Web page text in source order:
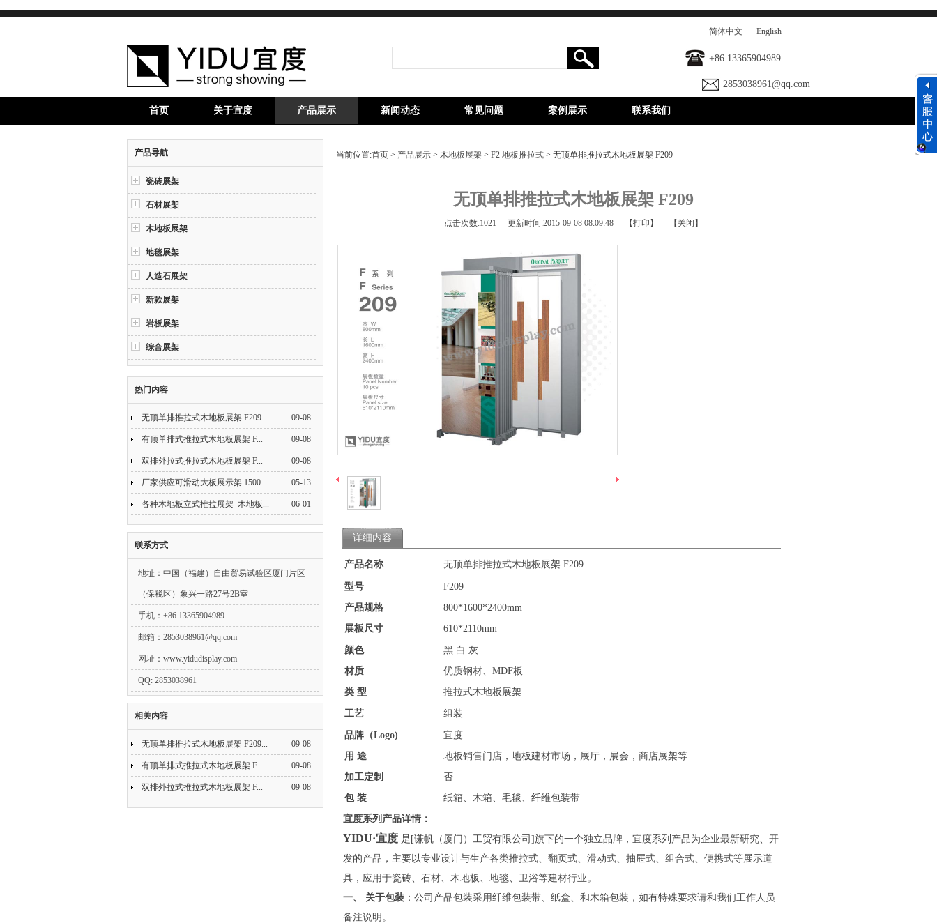
简体中文 English
+86 13365904989
2853038961@qq.com
首页 关于宜度 产品展示 新闻动态 常见问题 案例展示 联系我们
产品导航
瓷砖展架
石材展架
木地板展架
地毯展架
人造石展架
新款展架
岩板展架
综合展架
热门内容
无顶单排推拉式木地板展架 F209... 09-08
有顶单排式推拉式木地板展架 F... 09-08
双排外拉式推拉式木地板展架 F... 09-08
厂家供应可滑动大板展示架 1500... 05-13
各种木地板立式推拉展架_木地板... 06-01
联系方式
地址：中国（福建）自由贸易试验区厦门片区
（保税区）象兴一路27号2B室
手机：+86 13365904989
邮箱： 2853038961@qq.com
网址：www.yidudisplay.com
QQ: 2853038961
相关内容
无顶单排推拉式木地板展架 F209... 09-08
有顶单排式推拉式木地板展架 F... 09-08
双排外拉式推拉式木地板展架 F... 09-08
当前位置:首页 > 产品展示 > 木地板展架 > F2 地板推拉式 > 无顶单排推拉式木地板展架 F209
无顶单排推拉式木地板展架 F209
点击次数:1021 更新时间:2015-09-08 08:09:48 【打印】 【关闭】
详细内容
产品名称 无顶单排推拉式木地板展架 F209
型号
F209
产品规格
800*1600*2400mm
展板尺寸
610*2110mm
颜色
黑 白 灰
材质
优质钢材、MDF板
类 型
推拉式木地板展架
工艺 组装
品牌（Logo)
宜度
用 途
地板销售门店，地板建材市场，展厅，展会，商店展架等
加工定制
否
包 装
纸箱、木箱、毛毯、纤维包装带
宜度系列产品详情：
YIDU·宜度 是[谦帆（厦门）工贸有限公司]旗下的一个独立品牌，宜度系列产品为企业最新研究、开
发的产品，主要以专业设计与生产各类推拉式、翻页式、滑动式、抽屉式、组合式、便携式等展示道
具，应用于瓷砖、石材、木地板、地毯、卫浴等建材行业。
一、 关于包装 ：公司产品包装采用纤维包装带、纸盒、和木箱包装，如有特殊要求请和我们工作人员
备注说明。